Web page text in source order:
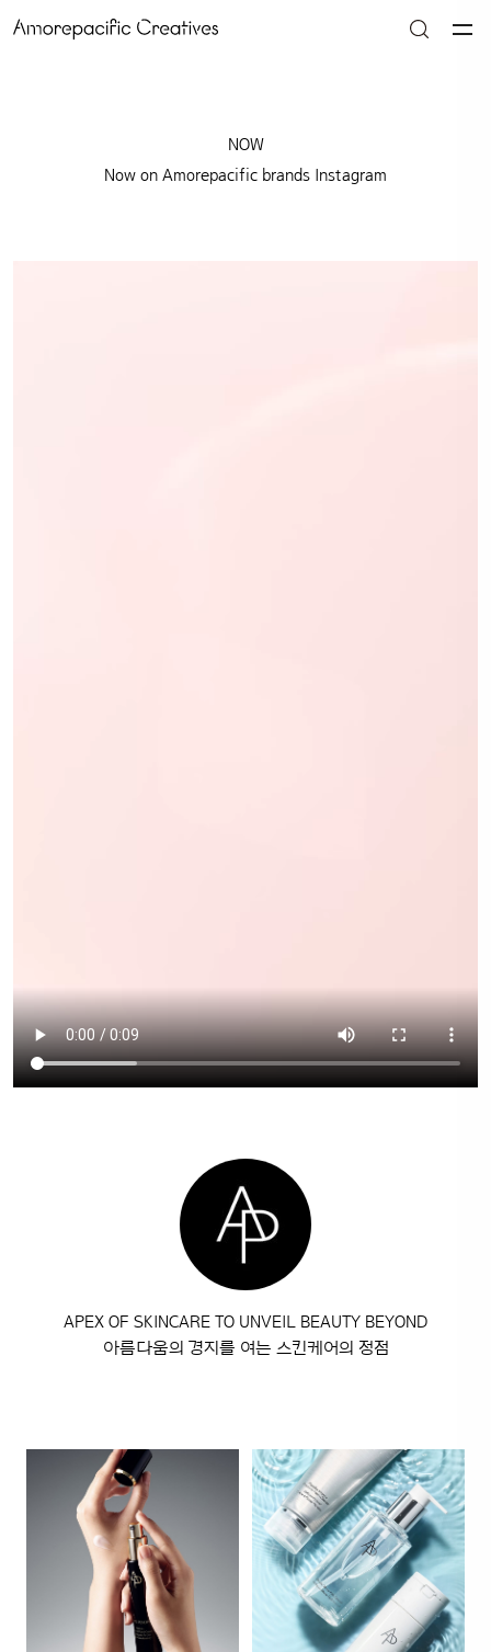
NOW
Now on Amorepacific brands Instagram
APEX OF SKINCARE TO UNVEIL BEAUTY BEYOND
아름다움의 경지를 여는 스킨케어의 정점